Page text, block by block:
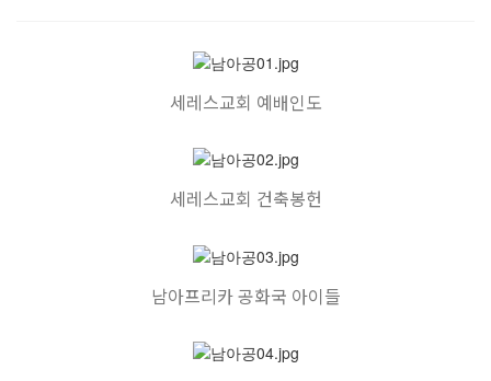
세레스교회 예배인도
세레스교회 건축봉헌
남아프리카 공화국 아이들